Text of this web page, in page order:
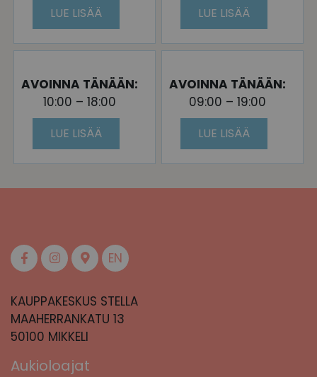
LUE LISÄÄ LUE LISÄÄ
AVOINNA TÄNÄÄN:
10:00 – 18:00
LUE LISÄÄ
AVOINNA TÄNÄÄN:
09:00 – 19:00
LUE LISÄÄ
EN
KAUPPAKESKUS STELLA
MAAHERRANKATU 13
50100 MIKKELI
Aukioloajat